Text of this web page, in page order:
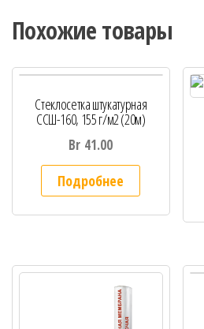
Похожие товары
Стеклосетка штукатурная
ССШ-160, 155 г/м2 (20м)
Br 41.00
Подробнее